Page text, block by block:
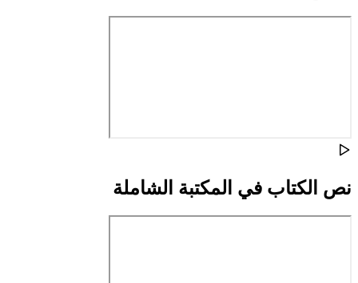
نص الكتاب في المكتبة الشاملة